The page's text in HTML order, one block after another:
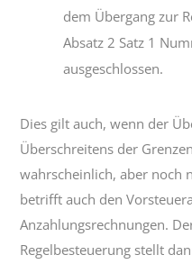
dem Übergang zur
Absatz 2 Satz 1
ausgeschlossen.
Dies gilt auch, wenn der
Überschreitens der
wahrscheinlich, aber noch
betrifft auch den
Anzahlungsrechnungen.
Regelbesteuerung stellt